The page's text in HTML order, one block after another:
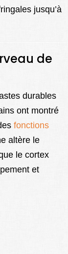
jusqu’à
de
durables
ont montré
fonctions
altère le
le cortex
et